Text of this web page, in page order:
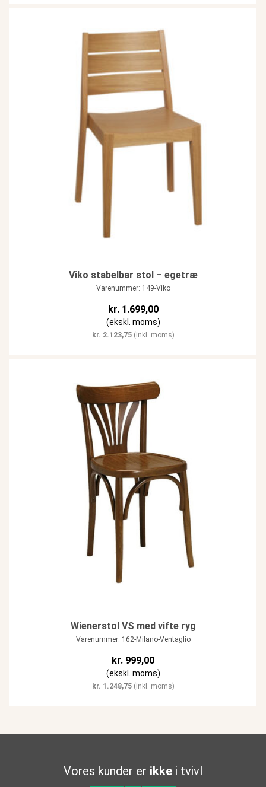
Viko stabelbar stol – egetræ
Varenummer: 149-Viko
kr.1.699,00
(ekskl. moms)
kr. 2.123,75(inkl. moms)
Wienerstol VS med vifte ryg
Varenummer: 162-Milano-Ventaglio
kr. 999,00
(ekskl. moms)
kr. 1.248,75(inkl. moms)
Vores kunder er ikke i tvivl